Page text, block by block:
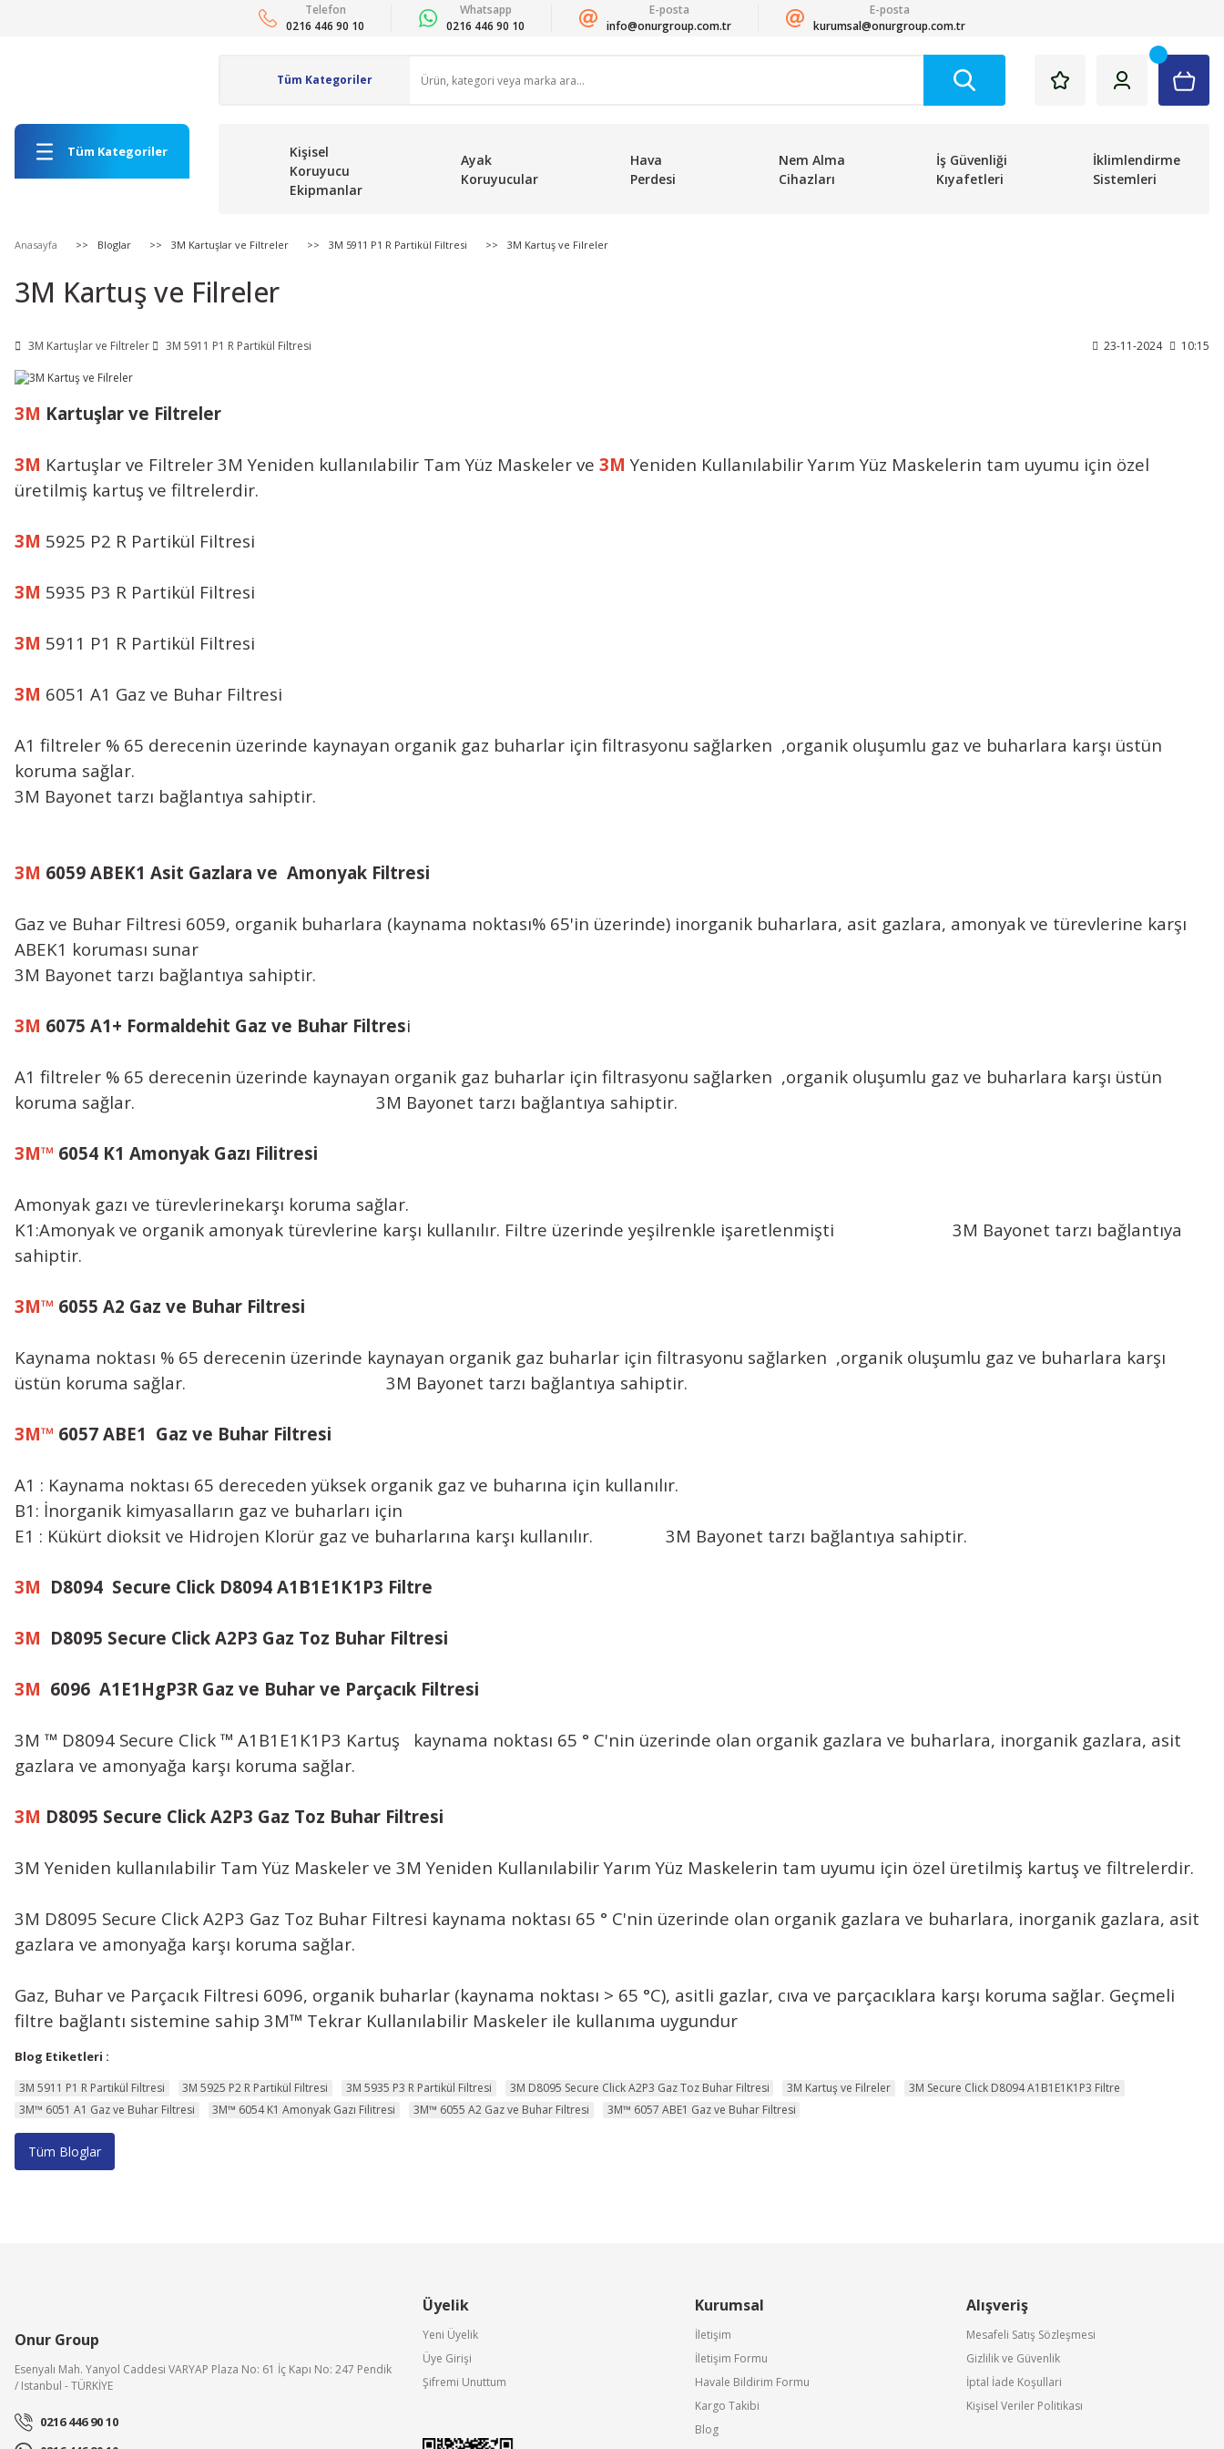
Telefon
0216 446 90 10
Whatsapp
0216 446 90 10
E-posta
info@onurgroup.com.tr
E-posta
kurumsal@onurgroup.com.tr
Tüm Kategoriler
Kişisel
Koruyucu
Ekipmanlar
Ayak
Koruyucular
Hava
Perdesi
Nem Alma
Cihazları
İş Güvenliği
Kıyafetleri
İklimlendirme
Sistemleri
Anasayfa Bloglar 3M Kartuşlar ve Filtreler 3M 5911 P1 R Partikül Filtresi 3M Kartuş ve Filreler
3M Kartuş ve Filreler
3M Kartuşlar ve Filtreler 3M 5911 P1 R Partikül Filtresi 23-11-2024 10:15
3M Kartuşlar ve Filtreler
3M Kartuşlar ve Filtreler 3M Yeniden kullanılabilir Tam Yüz Maskeler ve 3MYeniden Kullanılabilir Yarım Yüz Maskelerin tam uyumu için özel
üretilmiş kartuş ve filtrelerdir.
3M 5925 P2 R Partikül Filtresi
3M 5935 P3 R Partikül Filtresi
3M 5911 P1 R Partikül Filtresi
3M 6051 A1 Gaz ve Buhar Filtresi
A1 filtreler % 65 derecenin üzerinde kaynayan organik gaz buharlar için filtrasyonu sağlarken ,organik oluşumlu gaz ve buharlara karşı üstün
koruma sağlar.
3M Bayonet tarzı bağlantıya sahiptir.
3M 6059 ABEK1 Asit Gazlara ve Amonyak Filtresi
Gaz ve Buhar Filtresi 6059, organik buharlara (kaynama noktası% 65'in üzerinde) inorganik buharlara, asit gazlara, amonyak ve türevlerine karşı
ABEK1 koruması sunar
3M Bayonet tarzı bağlantıya sahiptir.
3M 6075 A1+ Formaldehit Gaz ve Buhar Filtresi
A1 filtreler % 65 derecenin üzerinde kaynayan organik gaz buharlar için filtrasyonu sağlarken ,organik oluşumlu gaz ve buharlara karşı üstün
koruma sağlar. 3M Bayonet tarzı bağlantıya sahiptir.
3M™ 6054 K1 Amonyak Gazı Filitresi
Amonyak gazı ve türevlerinekarşı koruma sağlar.
K1:Amonyak ve organik amonyak türevlerine karşı kullanılır. Filtre üzerinde yeşilrenkle işaretlenmişti 3M Bayonet tarzı bağlantıya
sahiptir.
3M™ 6055 A2 Gaz ve Buhar Filtresi
Kaynama noktası % 65 derecenin üzerinde kaynayan organik gaz buharlar için filtrasyonu sağlarken ,organik oluşumlu gaz ve buharlara karşı
üstün koruma sağlar. 3M Bayonet tarzı bağlantıya sahiptir.
3M™ 6057 ABE1 Gaz ve Buhar Filtresi
A1 : Kaynama noktası 65 dereceden yüksek organik gaz ve buharına için kullanılır.
B1: İnorganik kimyasalların gaz ve buharları için
E1 : Kükürt dioksit ve Hidrojen Klorür gaz ve buharlarına karşı kullanılır. 3M Bayonet tarzı bağlantıya sahiptir.
3M D8094 Secure Click D8094 A1B1E1K1P3 Filtre
3M D8095 Secure Click A2P3 Gaz Toz Buhar Filtresi
3M 6096 A1E1HgP3R Gaz ve Buhar ve Parçacık Filtresi
3M ™ D8094 Secure Click ™ A1B1E1K1P3 Kartuş kaynama noktası 65 ° C'nin üzerinde olan organik gazlara ve buharlara, inorganik gazlara, asit
gazlara ve amonyağa karşı koruma sağlar.
3M D8095 Secure Click A2P3 Gaz Toz Buhar Filtresi
3M Yeniden kullanılabilir Tam Yüz Maskeler ve 3M Yeniden Kullanılabilir Yarım Yüz Maskelerin tam uyumu için özel üretilmiş kartuş ve filtrelerdir.
3M D8095 Secure Click A2P3 Gaz Toz Buhar Filtresi kaynama noktası 65 ° C'nin üzerinde olan organik gazlara ve buharlara, inorganik gazlara, asit
gazlara ve amonyağa karşı koruma sağlar.
Gaz, Buhar ve Parçacık Filtresi 6096, organik buharlar (kaynama noktası > 65 °C), asitli gazlar, cıva ve parçacıklara karşı koruma sağlar. Geçmeli
filtre bağlantı sistemine sahip 3M™ Tekrar Kullanılabilir Maskeler ile kullanıma uygundur
Blog Etiketleri :
3M 5911 P1 R Partikül Filtresi 3M 5925 P2 R Partikül Filtresi 3M 5935 P3 R Partikül Filtresi 3M D8095 Secure Click A2P3 Gaz Toz Buhar Filtresi 3M Kartuş ve Filreler
3M Secure Click D8094 A1B1E1K1P3 Filtre
3M™ 6051 A1 Gaz ve Buhar Filtresi
3M™ 6054 K1 Amonyak Gazı Filitresi 3M™ 6055 A2 Gaz ve Buhar Filtresi 3M™ 6057 ABE1 Gaz ve Buhar Filtresi
Tüm Bloglar
Onur Group
Esenyalı Mah. Yanyol Caddesi VARYAP Plaza No: 61 İç Kapı No: 247 Pendik
/ Istanbul - TÜRKİYE
0216 446 90 10
Üyelik
Yeni Üyelik
Üye Girişi
Şifremi Unuttum
Kurumsal
İletişim
İletişim Formu
Havale Bildirim Formu
Kargo Takibi
Blog
Alışveriş
Mesafeli Satış Sözleşmesi
Gizlilik ve Güvenlik
İptal İade Koşullari
Kişisel Veriler Politikası